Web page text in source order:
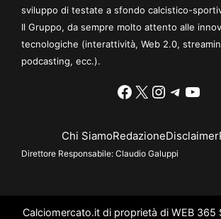
sviluppo di testate a sfondo calcistico-
Il Gruppo, da sempre molto attento alle
tecnologiche (interattività, Web 2.0,
podcasting, ecc.).
Facebook
X Instagram
Chi SiamoRedazioneDisclaimer
Direttore Responsabile: Claudio Galuppi
Calciomercato.it di proprietà di WEB 365